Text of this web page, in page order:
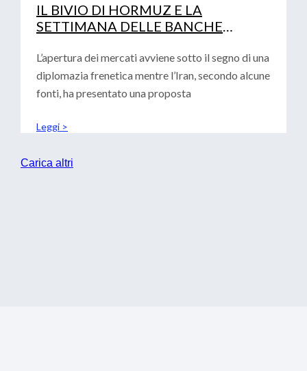
IL BIVIO DI HORMUZ E LA
SETTIMANA DELLE BANCHE
TESORERIE
L’apertura dei mercati avviene sotto il segno di una
diplomazia frenetica mentre l’Iran, secondo alcune
fonti, ha presentato una proposta
Leggi >
Carica altri